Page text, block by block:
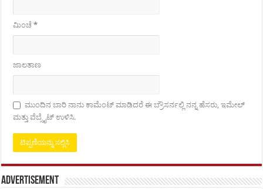
ಮಿಂಚೆ*
ಜಾಲತಾಣ
ಮುಂದಿನ ಬಾರಿ ನಾನು ಕಾಮೆಂಟ್ ಮಾಡಿದರೆ ಈ ಬ್ರೌಸರ್ನಲ್ಲಿ ನನ್ನ ಹೆಸರು, ಇಮೇಲ್
ಮತ್ತು ವೆಬ್ಸೈಟ್ ಉಳಿಸಿ.
Advertisement